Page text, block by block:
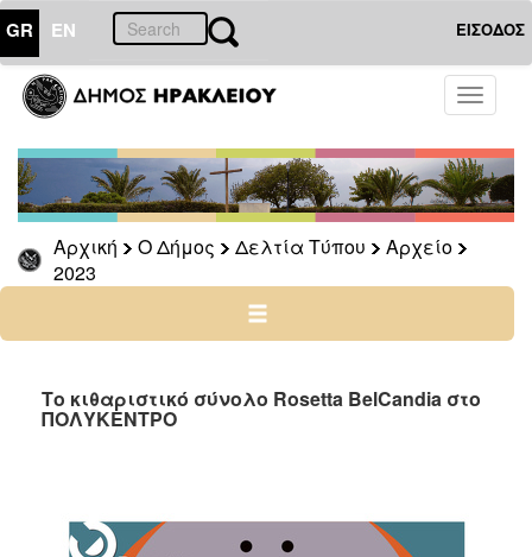
GR EN ΕΙΣΟΔΟΣ
Toggle
Αρχική Ο Δήμος Δελτία Τύπου
Αρχείο
2023
ΔΗΜΟΣ
Δελτία
Τύπου
Αρχείο
2026
2025
2022
2021
2018
Το κιθαριστικό σύνολο Rosetta BelCandia στο
ΠΟΛΥΚΕΝΤΡΟ